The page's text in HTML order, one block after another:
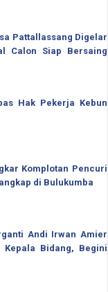
Pattallassang Digelar
Calon Siap Bersaing
Hak Pekerja Kebun
Komplotan Pencuri
di Bulukumba
Andi Irwan Amier
Bidang, Begini